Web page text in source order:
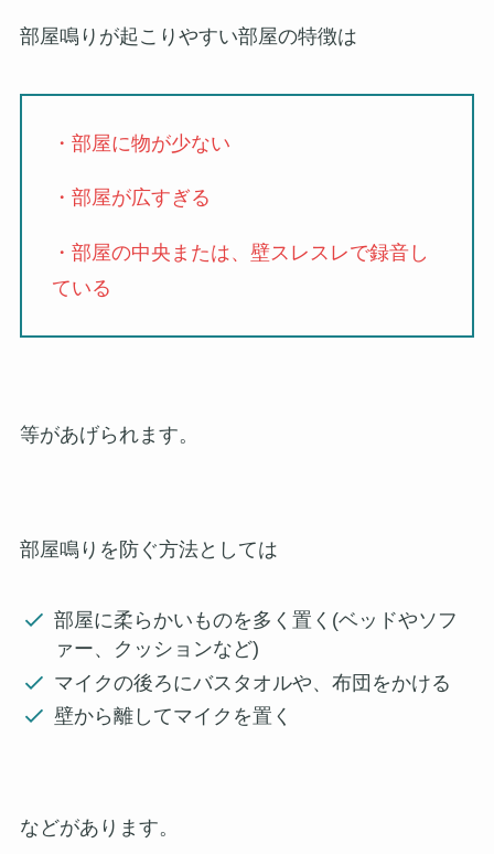
部屋鳴りが起こりやすい部屋の特徴は
・部屋に物が少ない
・部屋が広すぎる
・部屋の中央または、壁スレスレで録音し
ている
等があげられます。
部屋鳴りを防ぐ方法としては
部屋に柔らかいものを多く置く(ベッドやソフ
ァー、クッションなど)
マイクの後ろにバスタオルや、布団をかける
壁から離してマイクを置く
などがあります。